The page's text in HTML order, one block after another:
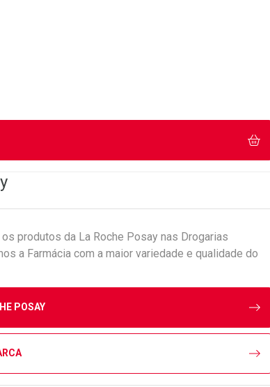
produtos da La Roche Posay nas Drogarias
a Farmácia com a maior variedade e qualidade do
POSAY